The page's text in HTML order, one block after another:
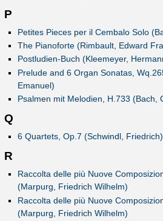
P
Petites Pieces per il Cembalo Solo
The Pianoforte (Rimbault, Edward
Postludien-Buch (Kleemeyer,
Prelude and 6 Organ Sonatas,
Emanuel)
Psalmen mit Melodien, H.733 (Bach,
Q
6 Quartets, Op.7 (Schwindl, Friedrich)
R
Raccolta delle più Nuove
(Marpurg, Friedrich Wilhelm)
Raccolta delle più Nuove
(Marpurg, Friedrich Wilhelm)